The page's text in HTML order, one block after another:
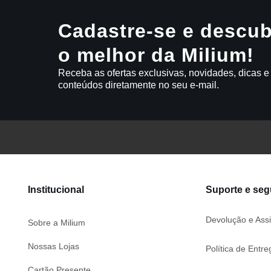
Cadastre-se e
o melhor da Milium!
Receba as ofertas exclusivas, novidades, dicas e
conteúdos diretamente no seu e-mail.
Institucional
Sobre a Milium
Nossas Lojas
Suporte e
Devolução e
Política de